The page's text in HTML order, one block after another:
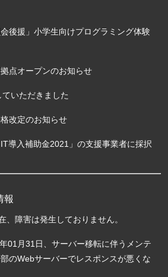
会後援」小学生向けプログラミング体験
点オープンのお知らせ
ていただきました
改定のお知らせ
導入補助金2021」の支援事業者に採択
報
、障害は発生しておりません。
01月31日、サーバー移転に伴うメンテ
のWebサーバーでレスポンスが悪くな